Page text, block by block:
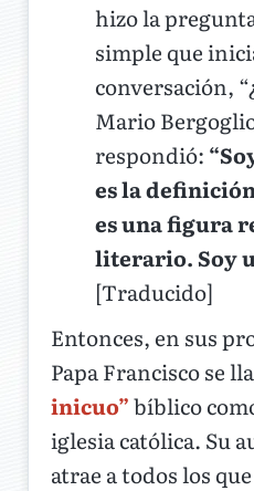
hizo la
simple que
conversación,
Mario
respondió:
es la
es una figura
literario. Soy
[Traducido]
Entonces, en sus
Papa Francisco se
inicuo”bíblico
iglesia católica. Su
atrae a todos los